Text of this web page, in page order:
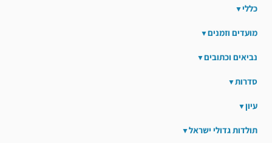
כללי
מועדים וזמנים
נביאים וכתובים
סדרות
עיון
תולדות גדולי ישראל